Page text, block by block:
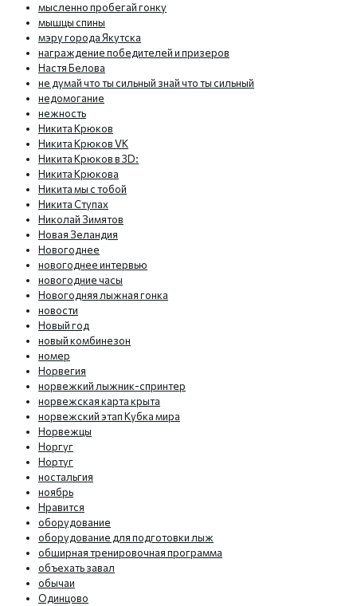
мысленно пробегай гонку
мышцы спины
мэру города Якутска
награждение победителей и призеров
Настя Белова
не думай что ты сильный знай что ты сильный
недомогание
нежность
Никита Крюков
Никита Крюков VK
Никита Крюков в 3D:
Никита Крюкова
Никита мы с тобой
Никита Ступах
Николай Зимятов
Новая Зеландия
Новогоднее
новогоднее интервью
новогодние часы
Новогодняя лыжная гонка
новости
Новый год
новый комбинезон
номер
Норвегия
норвежкий лыжник-спринтер
норвежская карта крыта
норвежский этап Кубка мира
Норвежцы
Норгуг
Нортуг
ностальгия
ноябрь
Нравится
оборудование
оборудование для подготовки лыж
обширная тренировочная программа
объехать завал
обычаи
Одинцово